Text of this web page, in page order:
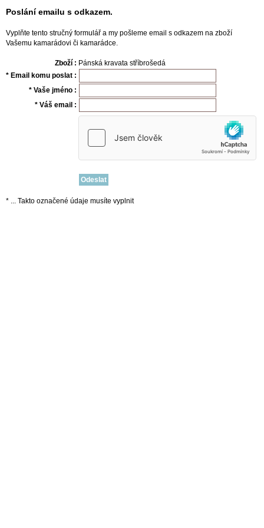
Poslání emailu s odkazem.
Vyplňte tento stručný formulář a my pošleme email s odkazem na zboží
Vašemu kamarádovi či kamarádce.
Zboží : Pánská kravata stříbrošedá
* Email komu poslat :
* Vaše jméno :
* Váš email :
* ... Takto označené údaje musíte vyplnit